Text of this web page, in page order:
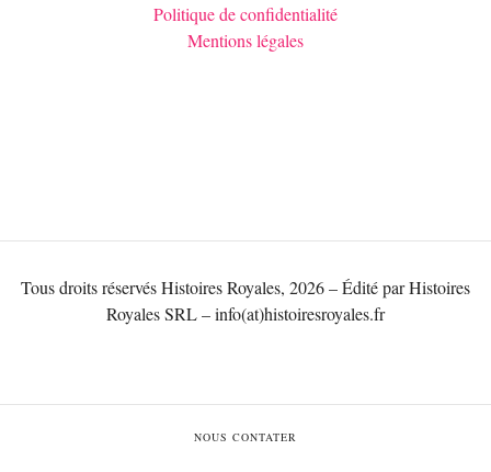
Politique de confidentialité
Mentions légales
Tous droits réservés Histoires Royales, 2026 – Édité par Histoires
Royales SRL – info(at)histoiresroyales.fr
NOUS CONTATER